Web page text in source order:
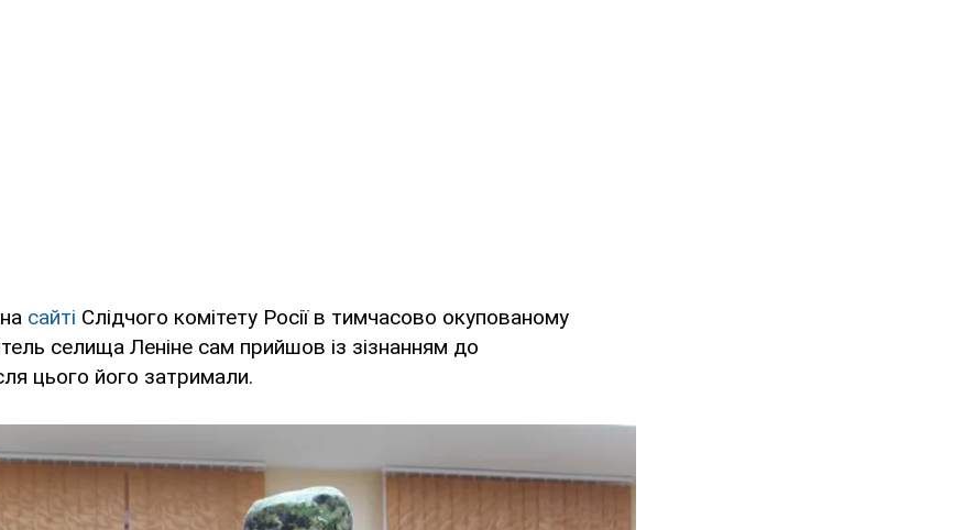
сайті Слідчого комітету Росії в тимчасово окупованому
селища Леніне сам прийшов із зізнанням до
цього його затримали.